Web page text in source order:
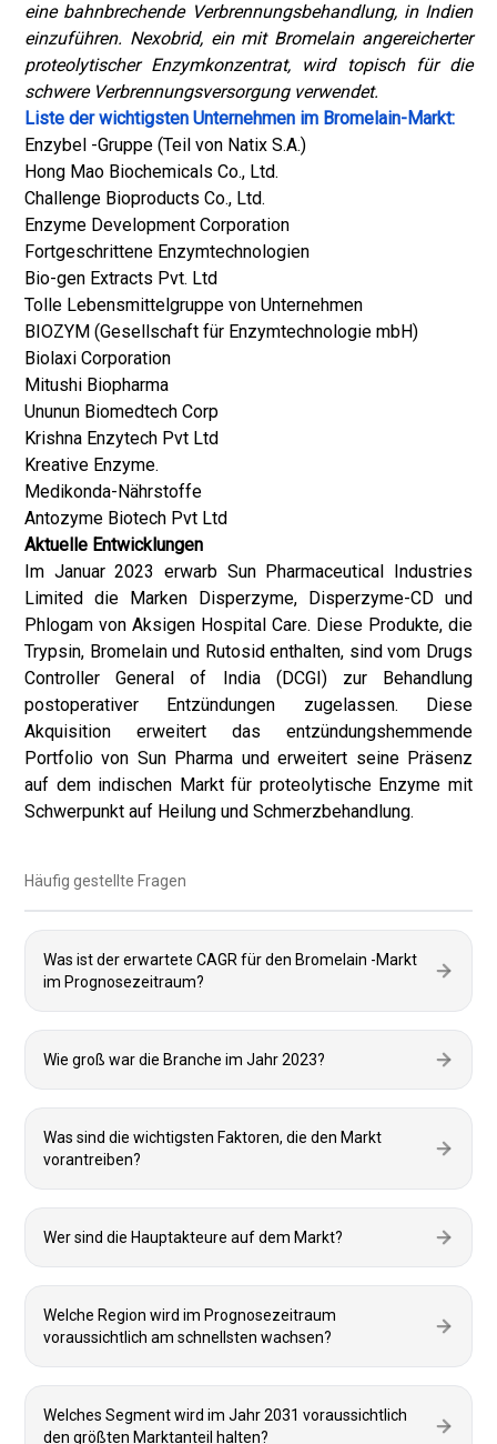
eine bahnbrechende Verbrennungsbehandlung, in Indien
einzuführen. Nexobrid, ein mit Bromelain angereicherter
proteolytischer Enzymkonzentrat, wird topisch für die
schwere Verbrennungsversorgung verwendet.
Liste der wichtigsten Unternehmen im Bromelain-Markt:
Enzybel -Gruppe (Teil von Natix S.A.)
Hong Mao Biochemicals Co., Ltd.
Challenge Bioproducts Co., Ltd.
Enzyme Development Corporation
Fortgeschrittene Enzymtechnologien
Bio-gen Extracts Pvt. Ltd
Tolle Lebensmittelgruppe von Unternehmen
BIOZYM (Gesellschaft für Enzymtechnologie mbH)
Biolaxi Corporation
Mitushi Biopharma
Ununun Biomedtech Corp
Krishna Enzytech Pvt Ltd
Kreative Enzyme.
Medikonda-Nährstoffe
Antozyme Biotech Pvt Ltd
Aktuelle Entwicklungen
Im Januar 2023 erwarb Sun Pharmaceutical Industries
Limited die Marken Disperzyme, Disperzyme-CD und
Phlogam von Aksigen Hospital Care. Diese Produkte, die
Trypsin, Bromelain und Rutosid enthalten, sind vom Drugs
Controller General of India (DCGI) zur Behandlung
postoperativer Entzündungen zugelassen. Diese
Akquisition erweitert das entzündungshemmende
Portfolio von Sun Pharma und erweitert seine Präsenz
auf dem indischen Markt für proteolytische Enzyme mit
Schwerpunkt auf Heilung und Schmerzbehandlung.
Häufig gestellte Fragen
Was ist der erwartete CAGR für den Bromelain -Markt
im Prognosezeitraum?
Wie groß war die Branche im Jahr 2023?
Was sind die wichtigsten Faktoren, die den Markt
vorantreiben?
Wer sind die Hauptakteure auf dem Markt?
Welche Region wird im Prognosezeitraum
voraussichtlich am schnellsten wachsen?
Welches Segment wird im Jahr 2031 voraussichtlich
den größten Marktanteil halten?